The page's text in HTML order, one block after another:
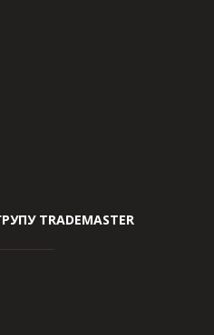
TRADEMASTER